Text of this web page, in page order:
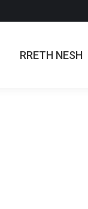
RRETH NESH
RRETH NESH